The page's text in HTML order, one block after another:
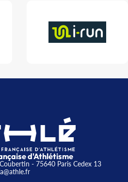
d'Athlétisme
- 75640 Paris Cedex 13